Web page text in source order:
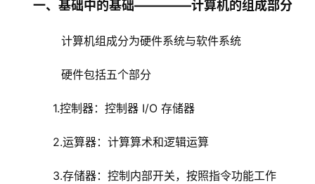
一、基础中的基础————–计算机的组成部分
计算机组成分为硬件系统与软件系统
硬件包括五个部分
1.控制器：控制器 I/O 存储器
2.运算器：计算算术和逻辑运算
3.存储器：控制内部开关，按照指令功能工作